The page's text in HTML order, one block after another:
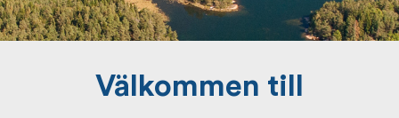
Välkommen till